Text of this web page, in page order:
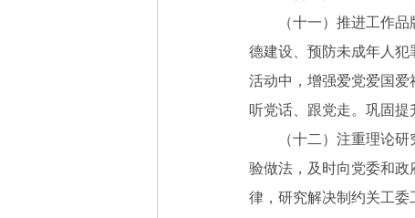
（十一）推进工作品牌
德建设、预防未成年人
活动中，增强爱党爱国
听党话、跟党走。巩固
（十二）注重理论研究
验做法，及时向党委和
律，研究解决制约关工委